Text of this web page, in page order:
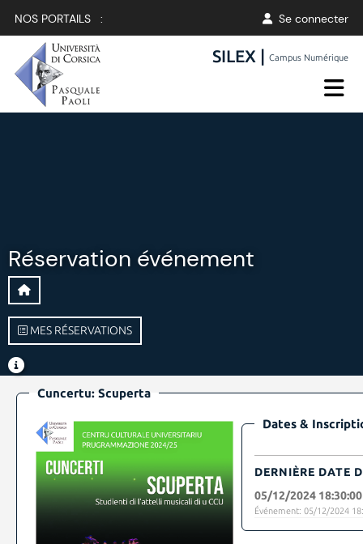
NOS PORTAILS : Se connecter
SILEX |Campus Numérique
Réservation événement
MES RÉSERVATIONS
Cuncertu: Scuperta
Dates &
DERNIÈRE DATE
05/12/2024 18:30:00
Événement: 05/12/2024